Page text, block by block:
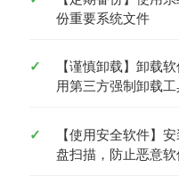
份重要系统文件
【谨慎卸载】卸载
用第三方强制卸载工
【使用安全软件】
盘扫描，防止恶意